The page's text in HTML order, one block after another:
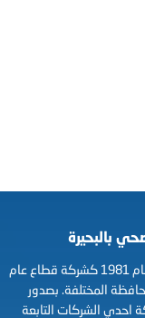
بالبحيرة
شركة مياه الشرب والصرف الصحي بالبحيرة أنشأت عام 1981 كشركة قطاع عام
المختلفة. بصدور
2004 أصبحت الشركة احدي الشركات التابعة